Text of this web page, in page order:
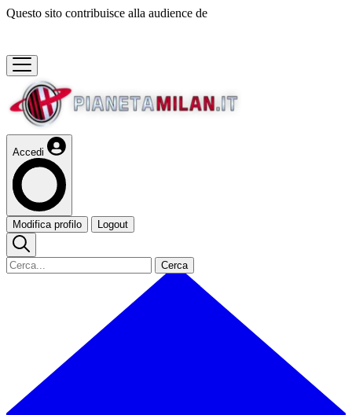
Questo sito contribuisce alla audience de
Accedi
Modifica profilo Logout
Cerca